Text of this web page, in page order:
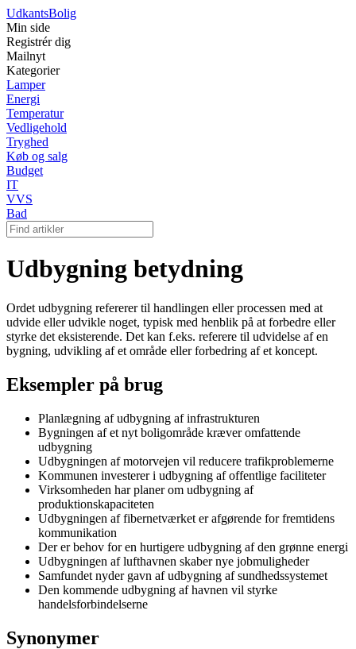
UdkantsBolig
Min side
Registrér dig
Mailnyt
Kategorier
Lamper
Energi
Temperatur
Vedligehold
Tryghed
Køb og salg
Budget
IT
VVS
Bad
Udbygning betydning
Ordet udbygning refererer til handlingen eller processen med at
udvide eller udvikle noget, typisk med henblik på at forbedre eller
styrke det eksisterende. Det kan f.eks. referere til udvidelse af en
bygning, udvikling af et område eller forbedring af et koncept.
Eksempler på brug
Planlægning af udbygning af infrastrukturen
Bygningen af et nyt boligområde kræver omfattende
udbygning
Udbygningen af motorvejen vil reducere trafikproblemerne
Kommunen investerer i udbygning af offentlige faciliteter
Virksomheden har planer om udbygning af
produktionskapaciteten
Udbygningen af fibernetværket er afgørende for fremtidens
kommunikation
Der er behov for en hurtigere udbygning af den grønne energi
Udbygningen af lufthavnen skaber nye jobmuligheder
Samfundet nyder gavn af udbygning af sundhedssystemet
Den kommende udbygning af havnen vil styrke
handelsforbindelserne
Synonymer